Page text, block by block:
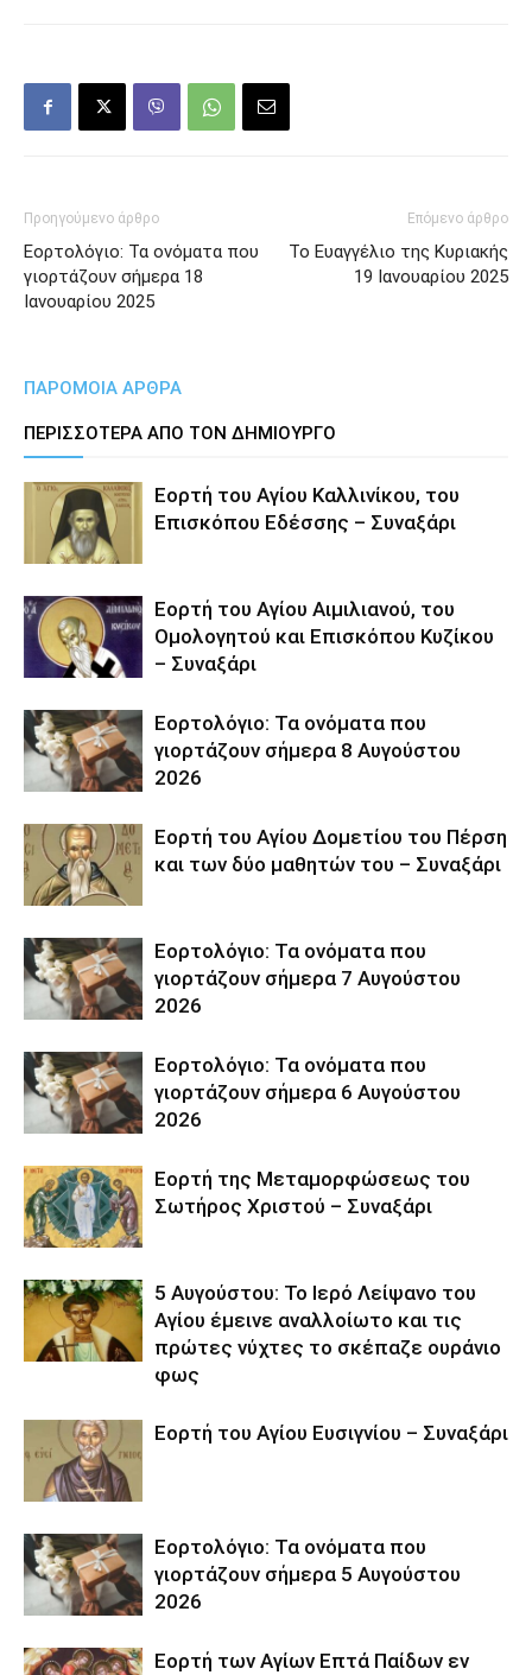
Προηγούμενο άρθρο
Εορτολόγιο: Τα ονόματα που
γιορτάζουν σήμερα 18
Ιανουαρίου 2025
Επόμενο άρθρο
Το Ευαγγέλιο της Κυριακής
19 Ιανουαρίου 2025
ΠΑΡΟΜΟΙΑ ΑΡΘΡΑ
ΠΕΡΙΣΣΟΤΕΡΑ ΑΠΟ ΤΟΝ ΔΗΜΙΟΥΡΓΟ
Εορτή του Αγίου Καλλινίκου, του
Επισκόπου Εδέσσης – Συναξάρι
Εορτή του Αγίου Αιμιλιανού, του
Ομολογητού και Επισκόπου Κυζίκου
– Συναξάρι
Εορτολόγιο: Τα ονόματα που
γιορτάζουν σήμερα 8 Αυγούστου
2026
Εορτή του Αγίου Δομετίου του Πέρση
και των δύο μαθητών του – Συναξάρι
Εορτολόγιο: Τα ονόματα που
γιορτάζουν σήμερα 7 Αυγούστου
2026
Εορτολόγιο: Τα ονόματα που
γιορτάζουν σήμερα 6 Αυγούστου
2026
Εορτή της Μεταμορφώσεως του
Σωτήρος Χριστού – Συναξάρι
5 Αυγούστου: Το Ιερό Λείψανο του
Αγίου έμεινε αναλλοίωτο και τις
πρώτες νύχτες το σκέπαζε ουράνιο
φως
Εορτή του Αγίου Ευσιγνίου – Συναξάρι
Εορτολόγιο: Τα ονόματα που
γιορτάζουν σήμερα 5 Αυγούστου
2026
Εορτή των Αγίων Επτά Παίδων εν